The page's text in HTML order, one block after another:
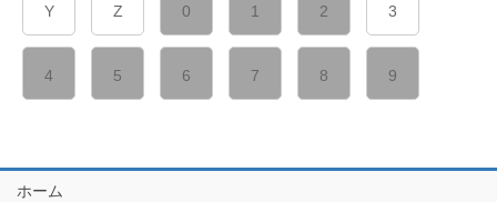
Y Z 0 1 2 3
4 5 6 7 8 9
ホーム